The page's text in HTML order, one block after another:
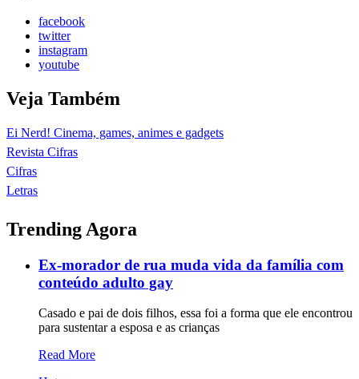
facebook
twitter
instagram
youtube
Veja Também
Ei Nerd! Cinema, games, animes e gadgets
Revista Cifras
Cifras
Letras
Trending Agora
Ex-morador de rua muda vida da família com
conteúdo adulto gay
Casado e pai de dois filhos, essa foi a forma que ele encontrou
para sustentar a esposa e as crianças
Read More